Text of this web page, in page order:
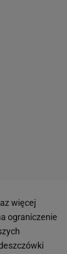
więcej
ograniczenie